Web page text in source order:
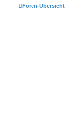
Foren-Übersicht